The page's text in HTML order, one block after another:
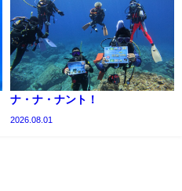
ナ・ナ・ナント！
2026.08.01